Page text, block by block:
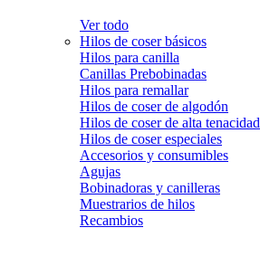
Ver todo
Hilos de coser básicos
Hilos para canilla
Canillas Prebobinadas
Hilos para remallar
Hilos de coser de algodón
Hilos de coser de alta tenacidad
Hilos de coser especiales
Accesorios y consumibles
Agujas
Bobinadoras y canilleras
Muestrarios de hilos
Recambios